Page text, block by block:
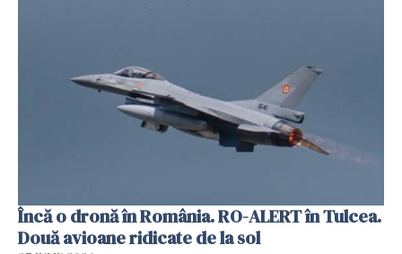
Încă o dronă în România. RO-ALERT în Tulcea.
Două avioane ridicate de la sol